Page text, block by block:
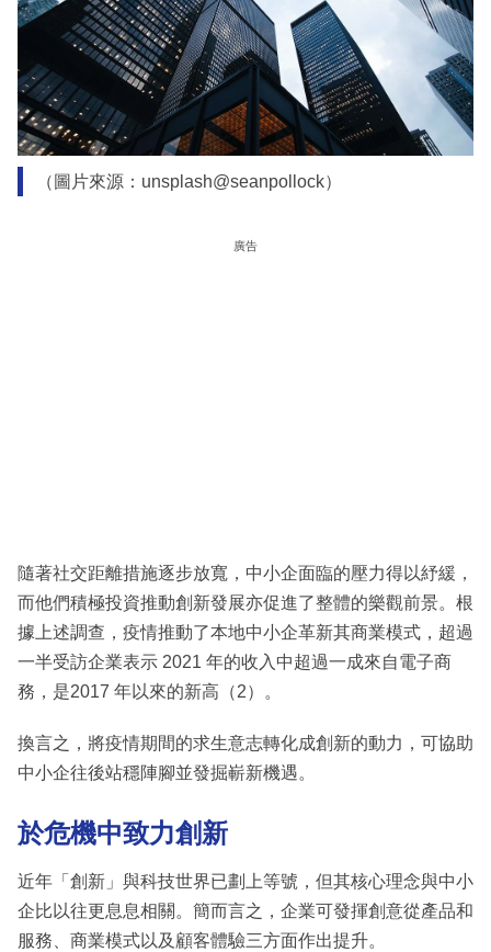
（圖片來源：unsplash@seanpollock）
廣告
隨著社交距離措施逐步放寬，中小企面臨的壓力得以紓緩，
而他們積極投資推動創新發展亦促進了整體的樂觀前景。根
據上述調查，疫情推動了本地中小企革新其商業模式，超過
一半受訪企業表示 2021 年的收入中超過一成來自電子商
務，是2017 年以來的新高（2）。
換言之，將疫情期間的求生意志轉化成創新的動力，可協助
中小企往後站穩陣腳並發掘嶄新機遇。
於危機中致力創新
近年「創新」與科技世界已劃上等號，但其核心理念與中小
企比以往更息息相關。簡而言之，企業可發揮創意從產品和
服務、商業模式以及顧客體驗三方面作出提升。